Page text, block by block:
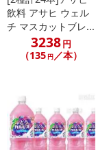
飲料 アサヒ ウェル
チ マスカットブレ...
3238円
（135 円／本）